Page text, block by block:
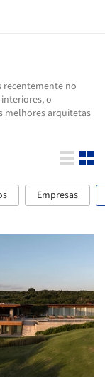
no
o
melhores arquitetas
Empresas